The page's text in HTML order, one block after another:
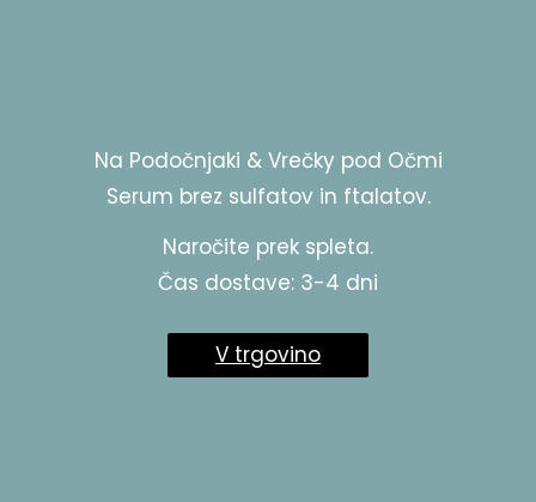
Na Podočnjaki & Vrečky pod Očmi
Serum brez sulfatov in ftalatov.
Naročite prek spleta.
Čas dostave: 3-4 dni
V trgovino